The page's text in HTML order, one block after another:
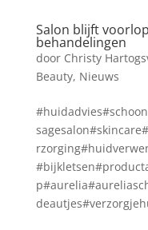
Salon blijft
behandelingen
door Christy
Beauty, Nieuws